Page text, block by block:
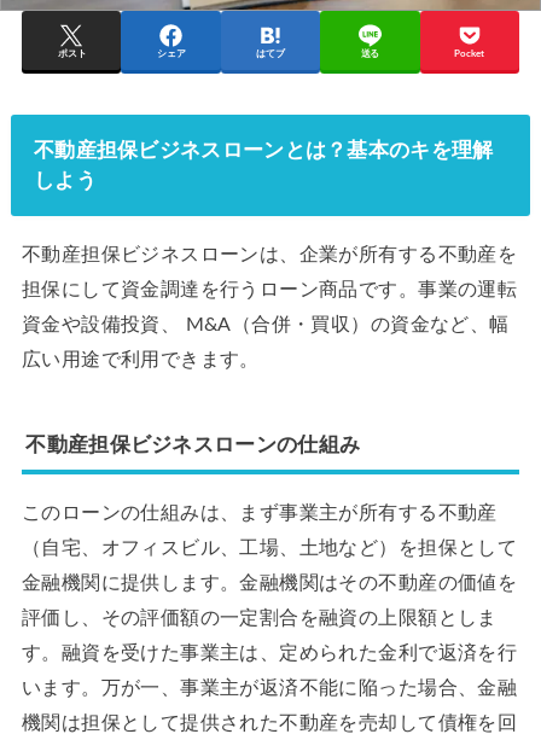
ポスト シェア はてブ 送る Pocket
不動産担保ビジネスローンとは？基本のキを理解
しよう
不動産担保ビジネスローンは、企業が所有する不動産を
担保にして資金調達を行うローン商品です。事業の運転
資金や設備投資、 M&A（合併・買収）の資金など、幅
広い用途で利用できます。
不動産担保ビジネスローンの仕組み
このローンの仕組みは、まず事業主が所有する不動産
（自宅、オフィスビル、工場、土地など）を担保として
金融機関に提供します。金融機関はその不動産の価値を
評価し、その評価額の一定割合を融資の上限額としま
す。融資を受けた事業主は、定められた金利で返済を行
います。万が一、事業主が返済不能に陥った場合、金融
機関は担保として提供された不動産を売却して債権を回